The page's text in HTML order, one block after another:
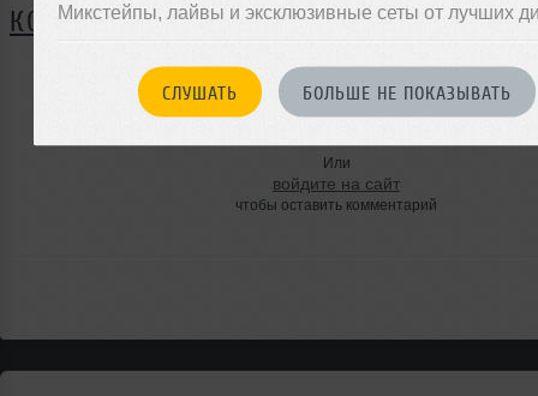
Микстейпы, лайвы и эксклюзивные сеты от лучших
СЛУШАТЬ БОЛЬШЕ НЕ ПОКАЗЫВАТЬ
КОММЕНТАРИИ
ЗАРЕГИСТРИРУЙТЕСЬ
Или
войдите на сайт
чтобы оставить комментарий